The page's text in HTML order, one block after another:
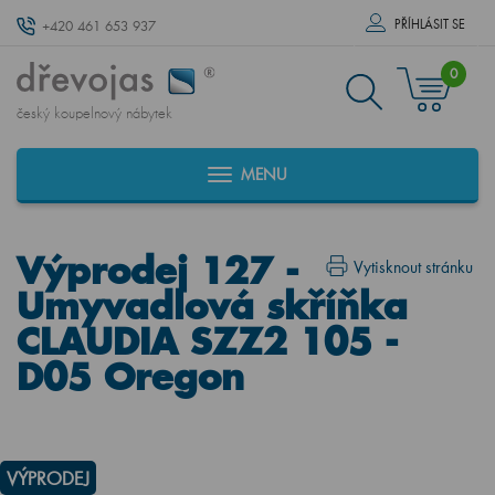
+420 461 653 937 PŘÍHLÁSIT SE
český koupelnový nábytek
0
MENU
Vytisknout stránku
Výprodej 127 -
Umyvadlová skříňka
CLAUDIA SZZ2 105 -
D05 Oregon
VÝPRODEJ